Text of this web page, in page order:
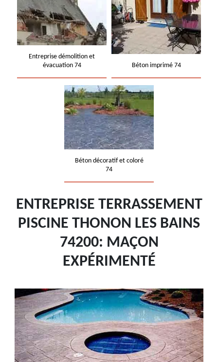
Entreprise démolition et
évacuation 74
Béton imprimé 74
Béton décoratif et coloré
74
ENTREPRISE TERRASSEMENT
PISCINE THONON LES BAINS
74200: MAÇON
EXPÉRIMENTÉ